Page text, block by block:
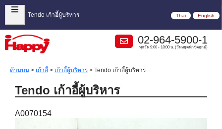
Tendo เก้าอี้ผู้บริหาร Thai English
02-964-5900-1
ทุกวัน 9:00 - 18:00 น. (วันหยุดนักขัตฤกษ์)
ด้านบน > เก้าอี้ > เก้าอี้ผู้บริหาร > Tendo เก้าอี้ผู้บริหาร
Tendo เก้าอี้ผู้บริหาร
A0070154